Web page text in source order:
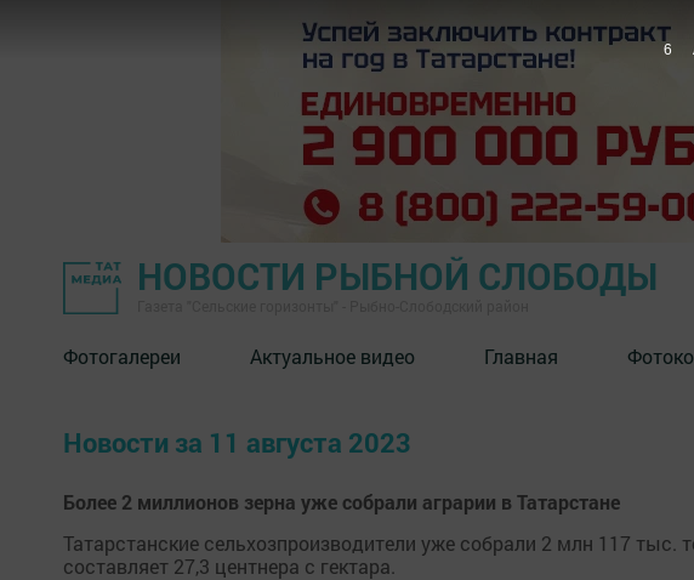
НОВОСТИ РЫБНОЙ СЛОБОДЫ
Фотогалереи Актуальное видео Главная
Новости за 11 августа 2023
Более 2 миллионов зерна уже собрали аграрии в Татарстане
Татарстанские сельхозпроизводители уже собрали 2 млн 117
составляет 27,3 центнера с гектара.
5